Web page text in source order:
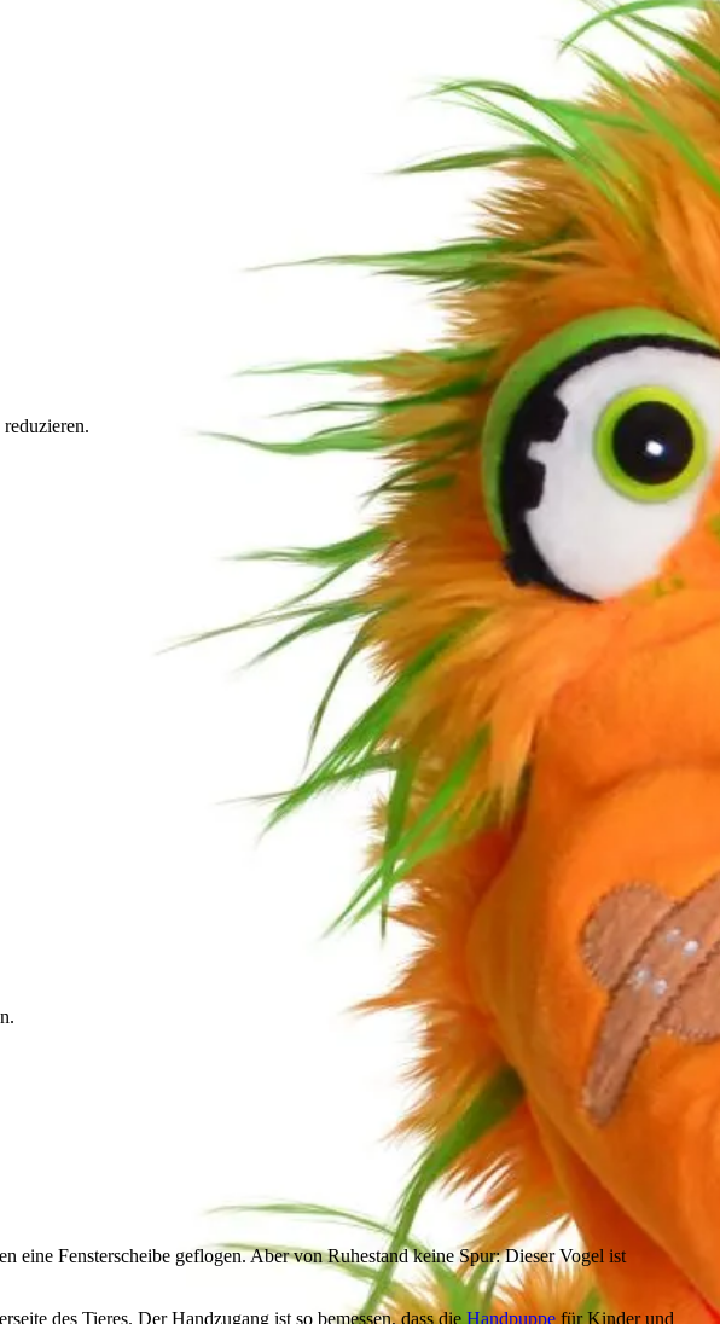
eine Fensterscheibe geflogen. Aber von Ruhestand keine Spur: Dieser Vogel ist
des Tieres. Der Handzugang ist so bemessen, dass die Handpuppe für Kinder und